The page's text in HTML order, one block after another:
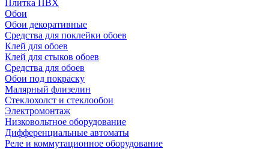
Плитка ПВХ
Обои
Обои декоративные
Средства для поклейки обоев
Клей для обоев
Клей для стыков обоев
Средства для обоев
Обои под покраску
Малярный флизелин
Стеклохолст и стеклообои
Электромонтаж
Низковольтное оборудование
Дифференциальные автоматы
Реле и коммутационное оборудование